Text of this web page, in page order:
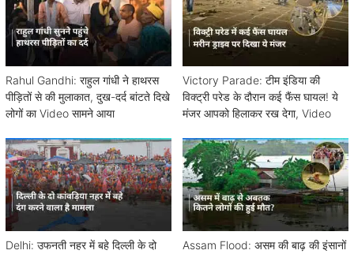
Rahul Gandhi: राहुल गांधी ने हाथरस
पीड़ितों से की मुलाकात, दुख-दर्द बांटते दिखे
लोगों का Video सामने आया
Victory Parade: टीम इंडिया की
विक्ट्री परेड के दौरान कई फैंस घायल! ये
मंजर आपको हिलाकर रख देगा, Video
Delhi: उफनती नहर में बहे दिल्ली के दो
Assam Flood: असम की बाढ़ की इंसानों